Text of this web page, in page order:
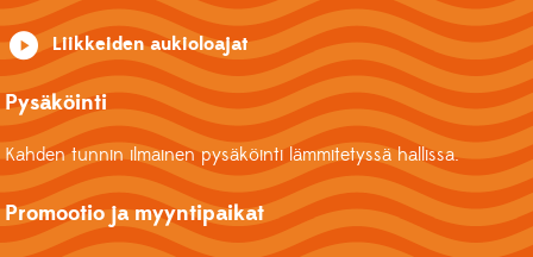
Liikkeiden aukioloajat
Pysäköinti
Kahden tunnin ilmainen pysäköinti lämmitetyssä hallissa.
Promootio ja myyntipaikat